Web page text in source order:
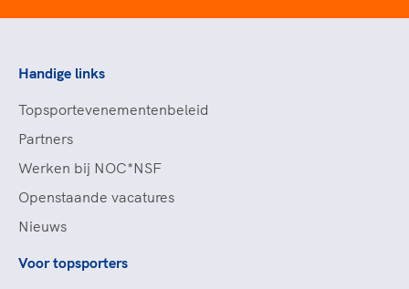
Handige links
Topsportevenementenbeleid
Partners
Werken bij NOC*NSF
Openstaande vacatures
Nieuws
Voor topsporters